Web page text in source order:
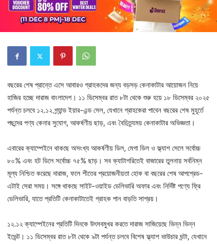
বছরের শেষ প্রান্তে এসে আবারও গ্রাহকদের জন্য বড়সড় কেনাকাটার আয়োজন নিয়ে
হাজির হচ্ছে দারাজ বাংলাদেশ। ১১ ডিসেম্বর রাত ৮টা থেকে শুরু হয়ে ১৮ ডিসেম্বর ২০২৫
পর্যন্ত চলবে ১২.১২ গ্র্যান্ড ইয়ার-এন্ড সেল, যেখানে গ্রাহকেরা পাবেন বছরের শেষ মুহূর্তে
পছন্দের পণ্য কেনার সুযোগ, আকর্ষণীয় ছাড়, এবং বৈচিত্র্যময় কেনাকাটার অভিজ্ঞতা।
এবারের ক্যাম্পেইনে থাকছে অসংখ্য আকর্ষণীয় ডিল, মেগা ডিল ও ফ্ল্যাশ সেলে সর্বোচ্চ
৮০% এবং হট ডিলে সর্বোচ্চ ৭৫% ছাড়। সব ক্যাটাগরিতেই বাজারের তুলনায় সর্বনিম্ন
মূল্য নিশ্চিত করেছে দারাজ, ফলে শীতের প্রয়োজনীয়তা হোক বা বছরের শেষ আপগ্রেড-
এটাই সেরা সময়। সঙ্গে থাকছে সাইট-ওয়াইড ডেলিভারি অফার এবং নির্দিষ্ট পণ্যে ফ্রি
ডেলিভারি, যাতে প্রতিটি কেনাকাটাতেই গ্রাহক পান বাড়তি সাশ্রয়।
১২.১২ ক্যাম্পেইনের প্রতিটি দিনকে উৎসবমুখর করতে দারাজ সাজিয়েছে ভিন্ন ভিন্ন
ইভেন্ট। ১১ ডিসেম্বর রাত ৮টা থেকে ৯টা পর্যন্ত চলবে বিশেষ ফ্ল্যাশ ভাউচার ঘন্টা, যেখানে